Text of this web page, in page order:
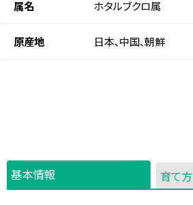
属名 ホタルブクロ属
原産地 日本、中国、朝鮮
基本情報 育て方